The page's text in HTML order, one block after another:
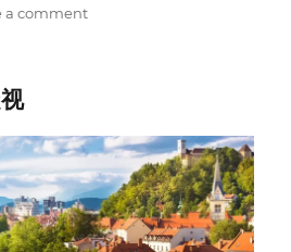
a commenton
的
呐
喊
与
彷